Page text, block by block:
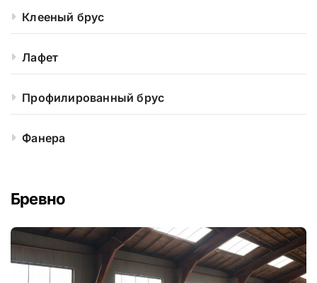
Клееный брус
Лафет
Профилированный брус
Фанера
Бревно